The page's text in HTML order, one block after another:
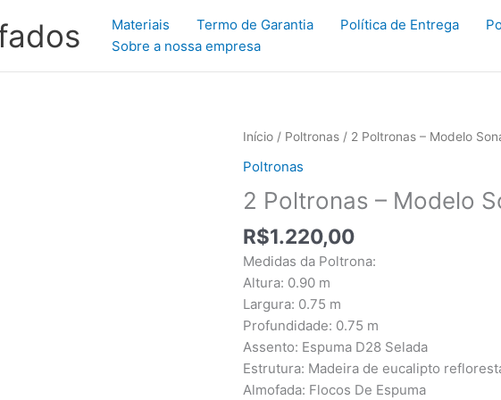
Materiais Termo de Garantia Política de Entrega
Sobre a nossa empresa
Início / Poltronas / 2 Poltronas – Modelo
Poltronas
2 Poltronas – Modelo
R$1.220,00
Medidas da Poltrona:
Altura: 0.90 m
Largura: 0.75 m
Profundidade: 0.75 m
Assento: Espuma D28 Selada
Estrutura: Madeira de eucalipto
Almofada: Flocos De Espuma
2
Modelo
quantidade